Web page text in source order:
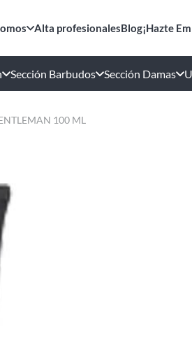
Alta profesionalesBlog¡Hazte
Sección Barbudos Sección Damas
100 ML